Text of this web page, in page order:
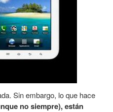
Sin embargo, lo que hace
no siempre), están